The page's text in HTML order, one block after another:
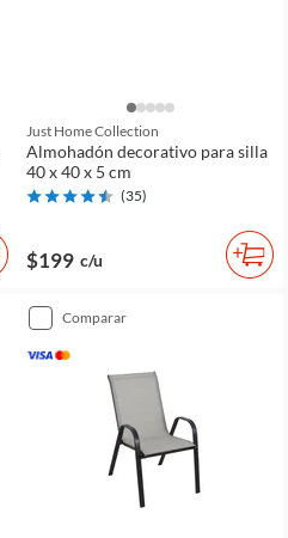
Just Home Collection
Almohadón decorativo para silla
40 x 40 x 5 cm
(35)
$199 c/u
comparar